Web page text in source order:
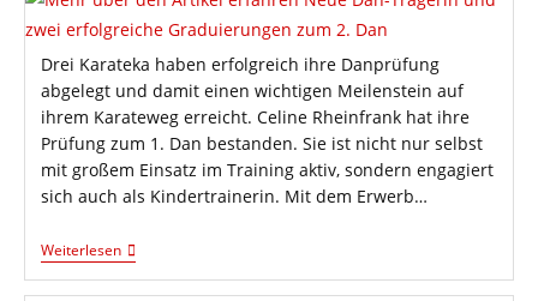
Drei Karateka haben erfolgreich ihre Danprüfung
abgelegt und damit einen wichtigen Meilenstein auf
ihrem Karateweg erreicht. Celine Rheinfrank hat ihre
Prüfung zum 1. Dan bestanden. Sie ist nicht nur selbst
mit großem Einsatz im Training aktiv, sondern engagiert
sich auch als Kindertrainerin. Mit dem Erwerb…
WeiterlesenNeue
Dan-
Trägerin